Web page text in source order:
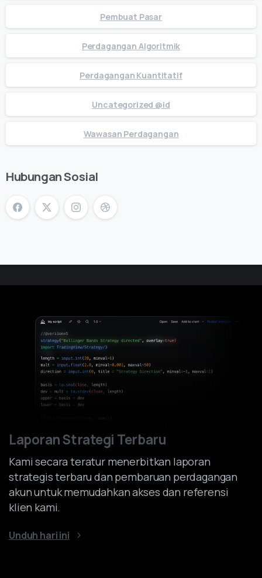
Pembuat Pasar
Perdagangan Algoritmik
Perdagangan Kuantitatif
Uncategorized @id
Wawasan Perdagangan
Hubungan Sosial
Laporan Strategi Terbaru
Kami secara teratur menerbitkan laporan
strategis terbaru dan pembaruan perdagangan
akun untuk memudahkan akses dan referensi
klien kami.
Unduh hari ini